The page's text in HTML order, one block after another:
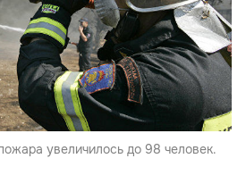
увеличилось до 98 человек.